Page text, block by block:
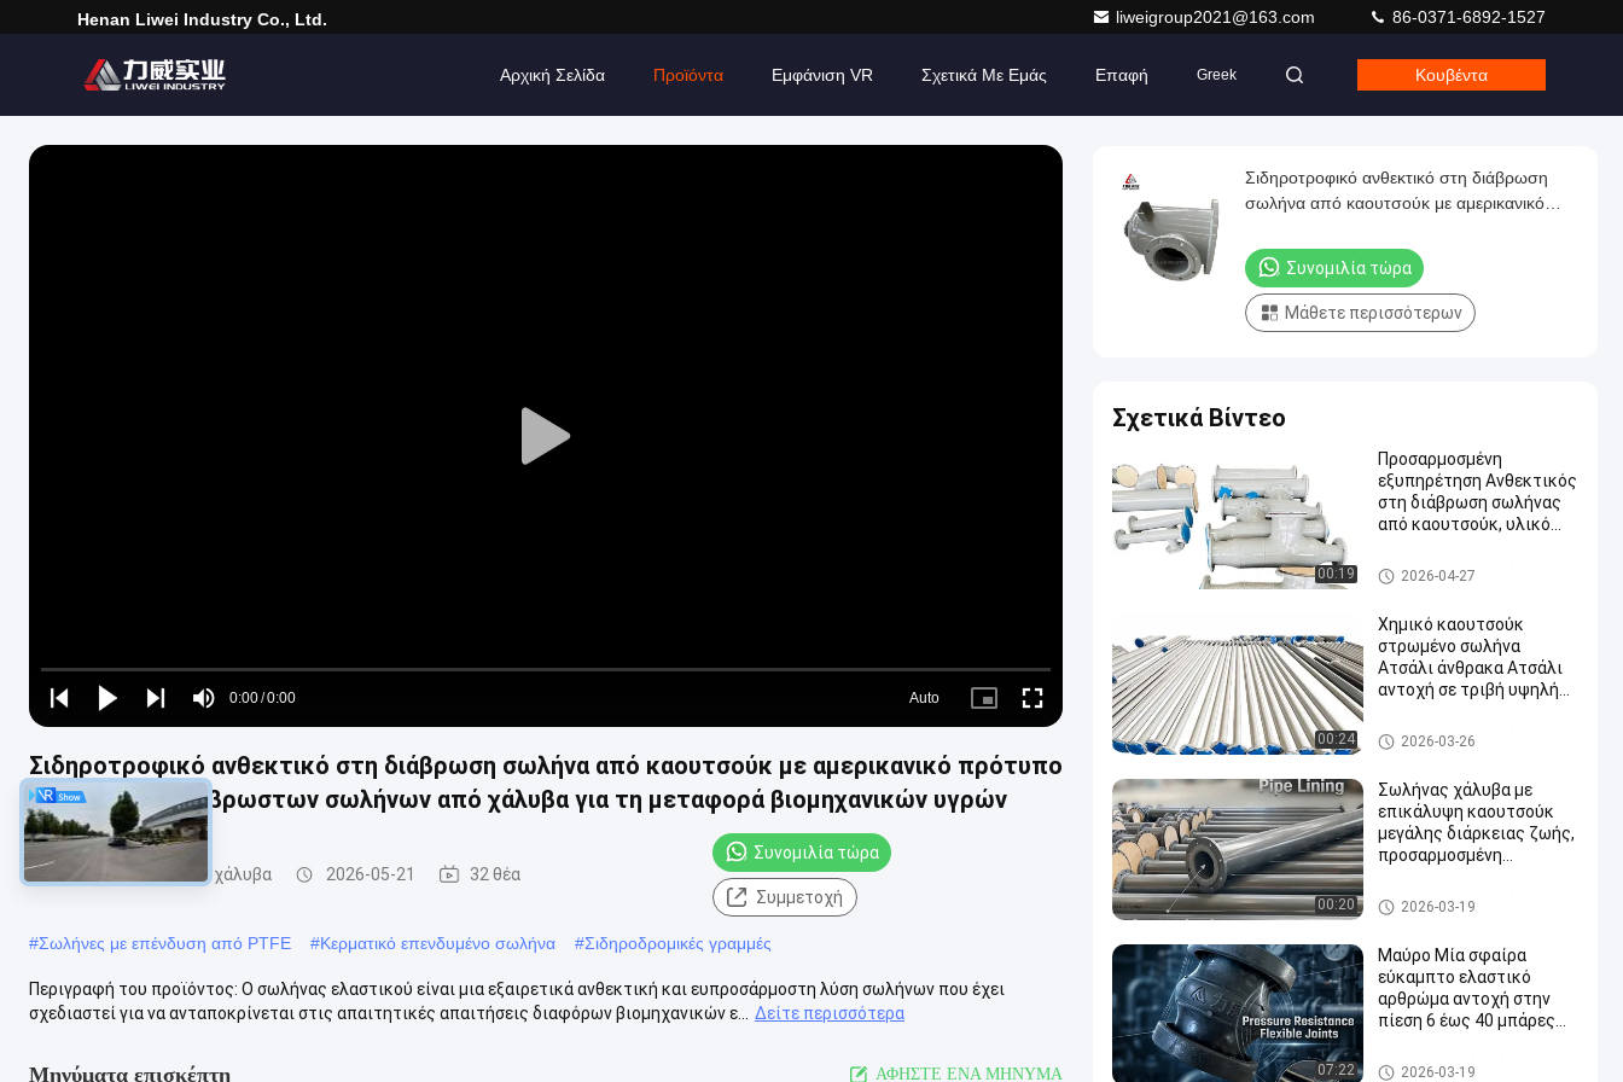
Henan Liwei Industry Co., Ltd. liweigroup2021@163.com 86-0371-6892-1527
Αρχική Σελίδα Προϊόντα Εμφάνιση VR Σχετικά Με Εμάς Επαφή Greek Κουβέντα
Play
Play
Play
Play
Mute
Time
0:00/0:00
Loaded:
0%
Auto
Picture- Fullscreen
Σιδηροτροφικό ανθεκτικό στη διάβρωση σωλήνα από καουτσούκ με αμερικανικό πρότυπο
κατασκευή αδιάβρωστων σωλήνων από χάλυβα για τη μεταφορά βιομηχανικών υγρών
Τεχνουργήματα από χάλυβα 2026-05-21 32 θέα
Συνομιλία τώρα
Συμμετοχή
#Σωλήνες με επένδυση από PTFE #Κερματικό επενδυμένο σωλήνα #Σιδηροδρομικές γραμμές
Περιγραφή του προϊόντος: Ο σωλήνας ελαστικού είναι μια εξαιρετικά ανθεκτική και ευπροσάρμοστη λύση σωλήνων που έχει
σχεδιαστεί για να ανταποκρίνεται στις απαιτητικές απαιτήσεις διαφόρων βιομηχανικών ε...
Δείτε περισσότερα
Μηνύματα επισκέπτη ΑΦΗΣΤΕ ΕΝΑ ΜΗΝΥΜΑ
Σιδηροτροφικό ανθεκτικό στη διάβρωση
σωλήνα από καουτσούκ με αμερικανικό
σωλήνων από χάλυβα για τη μεταφορά
βιομηχανικών υγρών
Συνομιλία τώρα
Μάθετε περισσότερων
Σχετικά Βίντεο
00:19
Προσαρμοσμένη
εξυπηρέτηση Ανθεκτικός
στη διάβρωση σωλήνας
από καουτσούκ, υλικό
σωλήνων από χάλυβα σε
πρότυπα μήκη 6m ή
αντοχή
Τεχνουργήματα από χάλυβα
2026-04-27
00:24
Χημικό καουτσούκ
στρωμένο σωλήνα
Ατσάλι άνθρακα Ατσάλι
αντοχή σε τριβή υψηλή
μακροχρόνια
βιομηχανική
Τεχνουργήματα από χάλυβα
2026-03-26
00:20
Σωλήνας χάλυβα με
επικάλυψη καουτσούκ
μεγάλης διάρκειας ζωής,
προσαρμοσμένη
υλικό, ανθεκτικό στη
διάβρωση, βιομηχανικό
Τεχνουργήματα από χάλυβα
2026-03-19
07:22
Μαύρο Μία σφαίρα
εύκαμπτο ελαστικό
αρθρώμα αντοχή στην
πίεση 6 έως 40 μπάρες
για βιομηχανικά
Μονοσφαιρικές εύκαμπτες ε
2026-03-19